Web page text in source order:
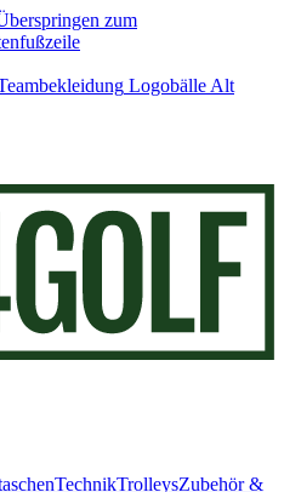
zum
Logobälle Alt
TechnikTrolleysZubehör &